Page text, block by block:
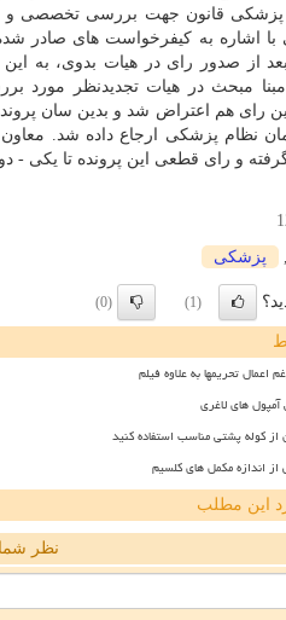
پزشكی قانون جهت بررسی تخصصی و
اشاره به كیفرخواست های صادر
از صدور رای در هیات بدوی، به این
مبحث در هیات تجدیدنظر مورد
رای هم اعتراض شد و بدین سان
نظام پزشكی ارجاع داده شد.
و رای قطعی این پرونده تا یكی - دو
پزشكی
(1)
(0)
تحریمها به علاوه فیلم
آمپول های لاغری
کوله پشتی مناسب استفاده کنید
اندازه مکمل های کلسیم
این مطلب
نظر